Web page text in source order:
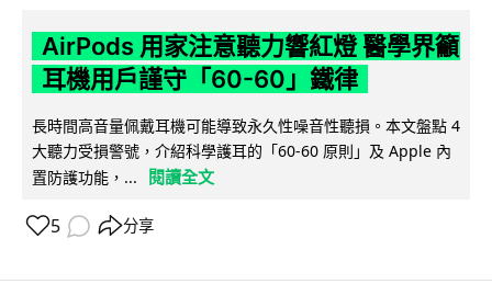
AirPods 用家注意聽力響紅燈 醫學界籲
耳機用戶謹守「60-60」鐵律
長時間高音量佩戴耳機可能導致永久性噪音性聽損。本文盤點 4
大聽力受損警號，介紹科學護耳的「60-60 原則」及 Apple 內
置防護功能，...
閱讀全文
5 分享